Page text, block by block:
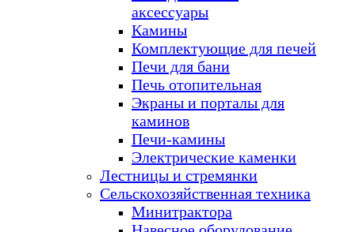
аксессуары
Камины
Комплектующие для печей
Печи для бани
Печь отопительная
Экраны и порталы для
каминов
Печи-камины
Электрические каменки
Лестницы и стремянки
Сельскохозяйственная техника
Минитрактора